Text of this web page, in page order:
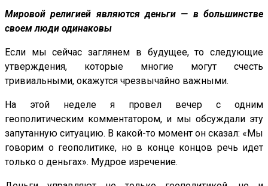
Мировой религией являются деньги — в большинстве
своем люди одинаковы
Если мы сейчас заглянем в будущее, то следующие
утверждения, которые многие могут счесть
тривиальными, окажутся чрезвычайно важными.
На этой неделе я провел вечер с одним
геополитическим комментатором, и мы обсуждали эту
запутанную ситуацию. В какой-то момент он сказал: «Мы
говорим о геополитике, но в конце концов речь идет
только о деньгах». Мудрое изречение.